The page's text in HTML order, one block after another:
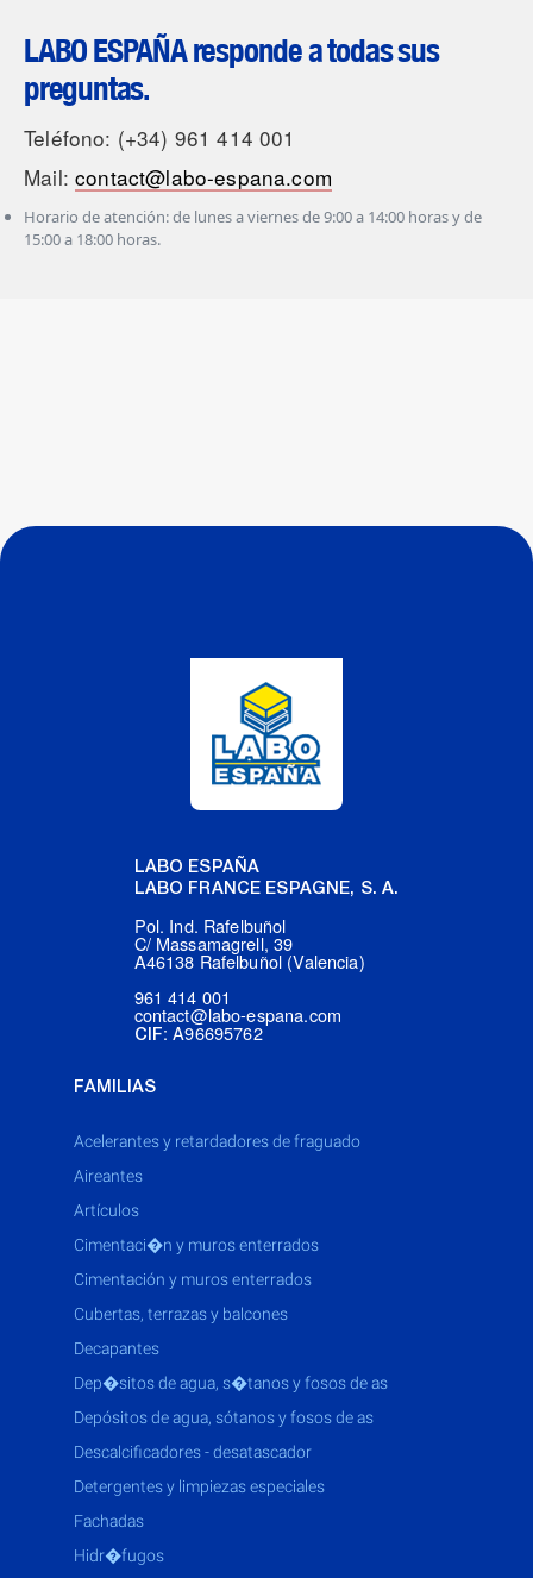
LABO ESPAÑA responde a todas sus
preguntas.
Teléfono: (+34) 961 414 001
Mail:contact@labo-espana.com
Horario de atención: de lunes a viernes de 9:00 a 14:00 horas y de
15:00 a 18:00 horas.
LABO ESPAÑA
LABO FRANCE ESPAGNE, S. A.
Pol. Ind. Rafelbuñol
C/ Massamagrell, 39
A46138 Rafelbuñol (Valencia)
961 414 001
contact@labo-espana.com
CIF: A96695762
FAMILIAS
acelerantes y retardadores de fraguado
aireantes
artículos
cimentaci�n y muros enterrados
cimentación y muros enterrados
cubertas, terrazas y balcones
decapantes
dep�sitos de agua, s�tanos y fosos de as
depósitos de agua, sótanos y fosos de as
descalcificadores - desatascador
detergentes y limpiezas especiales
fachadas
hidr�fugos